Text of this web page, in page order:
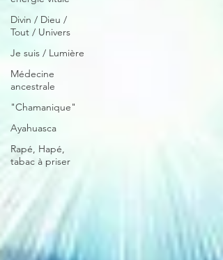
Divin / Dieu /
Tout / Univers
Je suis / Lumière
Médecine
ancestrale
"Chamanique"
Ayahuasca
Rapé, Hapé,
tabac à priser